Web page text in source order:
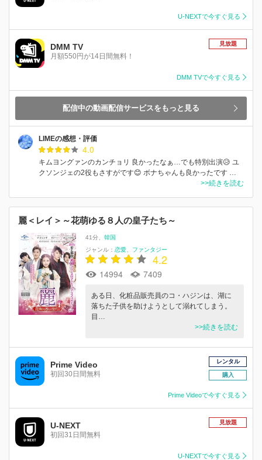
U-NEXTで今すぐ見る
DMM TV
月額550円が14日間無料！
見放題
DMM TVで今すぐ見る
配信中の動画配信サービスをもっと見る
LIMEの感想・評価
4.0
キムヨングァンのカンチョリ 良かったなぁ…でも特別出演😥 ユ
クソンジェの2役もさすがです😊 ボナちゃんも良かったです …
>>続きを読む
麗＜レイ＞～花萌ゆる８人の皇子たち～
41分
韓国
ジャンル： 恋愛 ファンタジー
4.2
14994 7409
ある日、化粧品販売員のコ・ハジンは、湖に
落ちた子供を助けようとして溺れてしまう。
目…
>>続きを読む
Prime Video
初回30日間無料
レンタル
購入
Prime Videoで今すぐ見る
U-NEXT
初回31日間無料
見放題
U-NEXTで今すぐ見る